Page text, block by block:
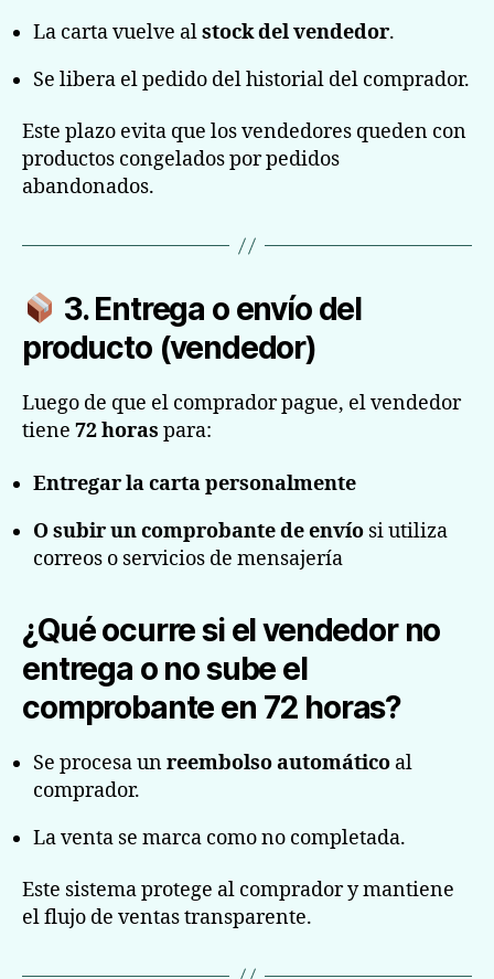
La carta vuelve alstock del vendedor.
Se libera el pedido del historial del comprador.
Este plazo evita que los vendedores queden con
productos congelados por pedidos
abandonados.
3. Entrega o envío del
producto (vendedor)
Luego de que el comprador pague, el vendedor
tiene 72 horas para:
Entregar la carta personalmente
O subir un comprobante de envío si utiliza
correos o servicios de mensajería
¿Qué ocurre si el vendedor no
entrega o no sube el
comprobante en 72 horas?
Se procesa unreembolso automático al
comprador.
La venta se marca como no completada.
Este sistema protege al comprador y mantiene
el flujo de ventas transparente.